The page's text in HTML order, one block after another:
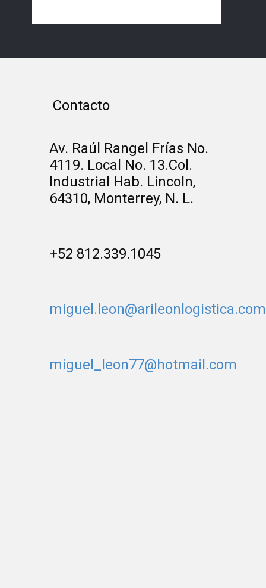
Contacto
Av. Raúl Rangel Frías No.
4119. Local No. 13.Col.
Industrial Hab. Lincoln,
64310, Monterrey, N. L.
+52 812.339.1045
miguel.leon@arileonlogistica.com
miguel_leon77@hotmail.com